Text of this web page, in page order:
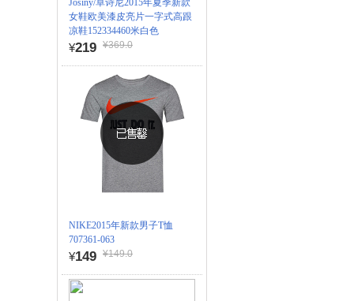
Josiny/卓诗尼2015年夏季新款
女鞋欧美漆皮亮片一字式高跟
凉鞋152334460米白色
¥219 ¥369.0
NIKE2015年新款男子T恤
707361-063
¥149 ¥149.0